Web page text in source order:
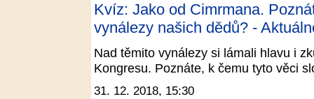
Kvíz: Jako od Cimrmana.
vynálezy našich dědů? -
Nad těmito vynálezy si lámali hlavu i
Kongresu. Poznáte, k čemu tyto věci
31. 12. 2018, 15:30